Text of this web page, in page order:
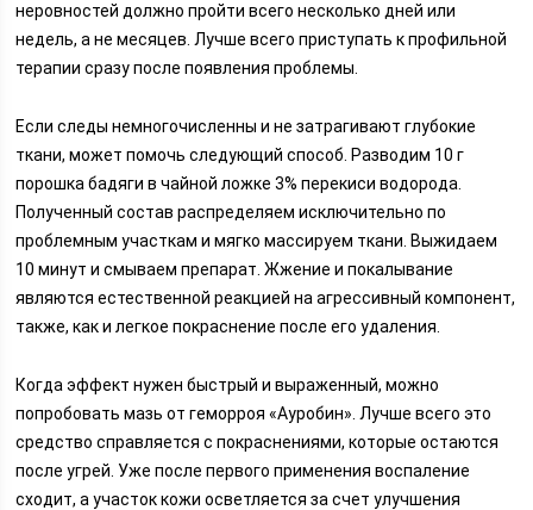
неровностей должно пройти всего несколько дней или
недель, а не месяцев. Лучше всего приступать к профильной
терапии сразу после появления проблемы.
Если следы немногочисленны и не затрагивают глубокие
ткани, может помочь следующий способ. Разводим 10 г
порошка бадяги в чайной ложке 3% перекиси водорода.
Полученный состав распределяем исключительно по
проблемным участкам и мягко массируем ткани. Выжидаем
10 минут и смываем препарат. Жжение и покалывание
являются естественной реакцией на агрессивный компонент,
также, как и легкое покраснение после его удаления.
Когда эффект нужен быстрый и выраженный, можно
попробовать мазь от геморроя «Ауробин». Лучше всего это
средство справляется с покраснениями, которые остаются
после угрей. Уже после первого применения воспаление
сходит, а участок кожи осветляется за счет улучшения